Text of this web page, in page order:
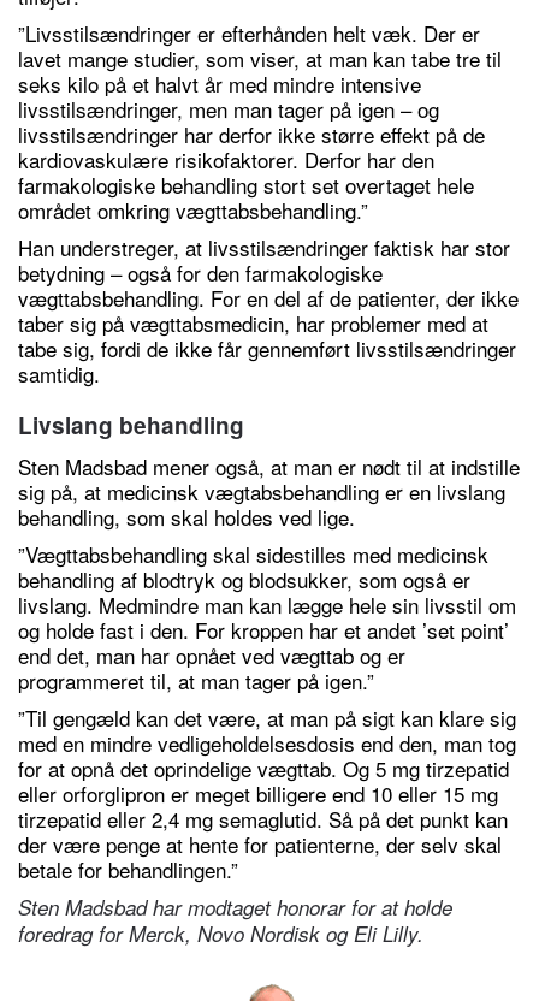
”Livsstilsændringer er efterhånden helt væk. Der er
lavet mange studier, som viser, at man kan tabe tre til
seks kilo på et halvt år med mindre intensive
livsstilsændringer, men man tager på igen – og
livsstilsændringer har derfor ikke større effekt på de
kardiovaskulære risikofaktorer. Derfor har den
farmakologiske behandling stort set overtaget hele
området omkring vægttabsbehandling.”
Han understreger, at livsstilsændringer faktisk har stor
betydning – også for den farmakologiske
vægttabsbehandling. For en del af de patienter, der ikke
taber sig på vægttabsmedicin, har problemer med at
tabe sig, fordi de ikke får gennemført livsstilsændringer
samtidig.
Livslang behandling
Sten Madsbad mener også, at man er nødt til at indstille
sig på, at medicinsk vægtabsbehandling er en livslang
behandling, som skal holdes ved lige.
”Vægttabsbehandling skal sidestilles med medicinsk
behandling af blodtryk og blodsukker, som også er
livslang. Medmindre man kan lægge hele sin livsstil om
og holde fast i den. For kroppen har et andet ’set point’
end det, man har opnået ved vægttab og er
programmeret til, at man tager på igen.”
”Til gengæld kan det være, at man på sigt kan klare sig
med en mindre vedligeholdelsesdosis end den, man tog
for at opnå det oprindelige vægttab. Og 5 mg tirzepatid
eller orforglipron er meget billigere end 10 eller 15 mg
tirzepatid eller 2,4 mg semaglutid. Så på det punkt kan
der være penge at hente for patienterne, der selv skal
betale for behandlingen.”
Sten Madsbad har modtaget honorar for at holde
foredrag for Merck, Novo Nordisk og Eli Lilly.